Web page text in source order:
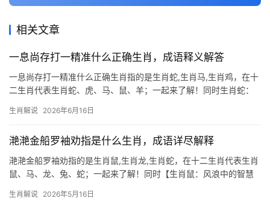
相关文章
一息尚存打一精准什么正确生肖，成语释义解答
一息尚存打一精准什么正确生肖指的是生肖蛇,生肖马,生肖鸡，在十
二生肖代表生肖蛇、虎、马、鼠、羊；一起来了解！同时生肖蛇：
蛰伏中藏锋芒，静待时机，蛇在十二地支中对应“巳”，五行属火，
生肖解说 2026年6月16日
滟滟金船罗袖劝指是什么生肖，成语详尽解释
滟滟金船罗袖劝指的是生肖鼠,生肖龙,生肖蛇，在十二生肖代表生肖
鼠、马、龙、兔、蛇；一起来了解！同时【生肖鼠：风浪中的智慧
“鼠”恰为十二生肖中首位，象征机敏聚财，2026年对生肖鼠而言，
生肖解说 2026年5月16日